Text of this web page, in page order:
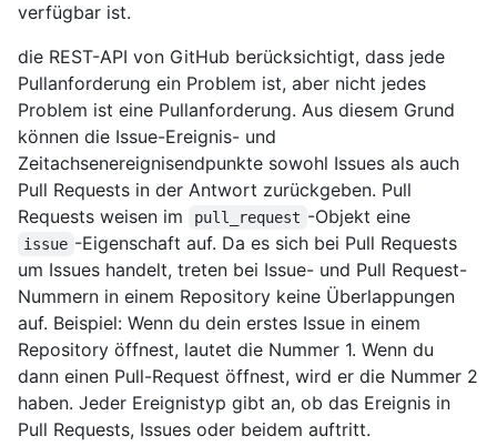
verfügbar ist.
die REST-API von GitHub berücksichtigt, dass jede
Pullanforderung ein Problem ist, aber nicht jedes
Problem ist eine Pullanforderung. Aus diesem Grund
können die Issue-Ereignis- und
Zeitachsenereignisendpunkte sowohl Issues als auch
Pull Requests in der Antwort zurückgeben. Pull
Requests weisen im
pull_request -Objekt eine
issue -Eigenschaft auf. Da es sich bei Pull Requests
um Issues handelt, treten bei Issue- und Pull Request-
Nummern in einem Repository keine Überlappungen
auf. Beispiel: Wenn du dein erstes Issue in einem
Repository öffnest, lautet die Nummer 1. Wenn du
dann einen Pull-Request öffnest, wird er die Nummer 2
haben. Jeder Ereignistyp gibt an, ob das Ereignis in
Pull Requests, Issues oder beidem auftritt.